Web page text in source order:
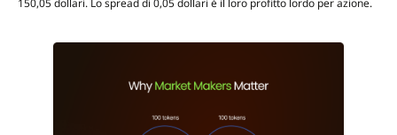
150,05 dollari. Lo spread di 0,05 dollari è il loro profitto lordo per azione.